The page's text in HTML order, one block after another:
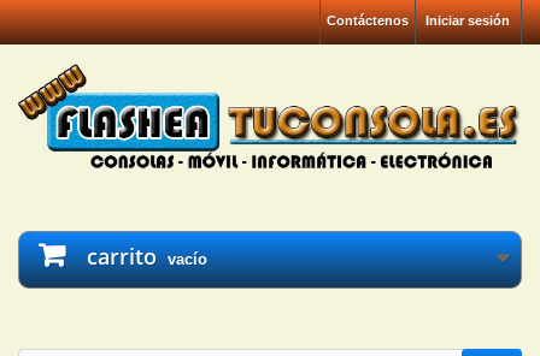
Iniciar sesión
Contáctenos
carrito vacío